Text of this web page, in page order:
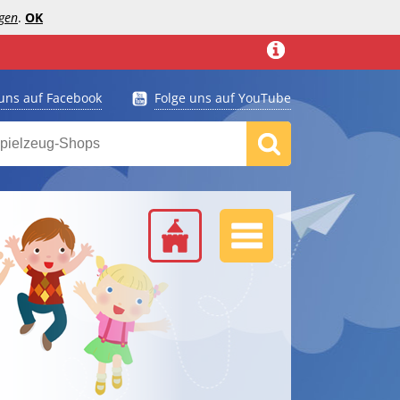
. OK
auf Facebook Folge uns auf YouTube